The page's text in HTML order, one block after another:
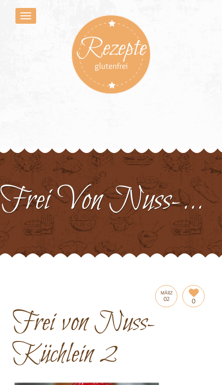
Rezepte
glutenfrei
Frei Von Nuss-Küchlein 2
MÄRZ
02 0
Frei von Nuss-
Küchlein 2